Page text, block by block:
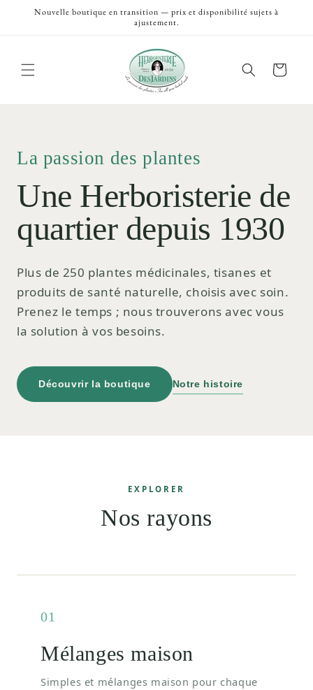
passer
Nouvelle boutique en transition — prix et disponibilité sujets à
ajustement.
Panier
La passion des plantes
Une Herboristerie de
quartier depuis 1930
Plus de 250 plantes médicinales, tisanes et
produits de santé naturelle, choisis avec soin.
Prenez le temps ; nous trouverons avec vous
la solution à vos besoins.
Découvrir la boutique Notre histoire
EXPLORER
Nos rayons
01
Mélanges maison
Simples et mélanges maison pour chaque